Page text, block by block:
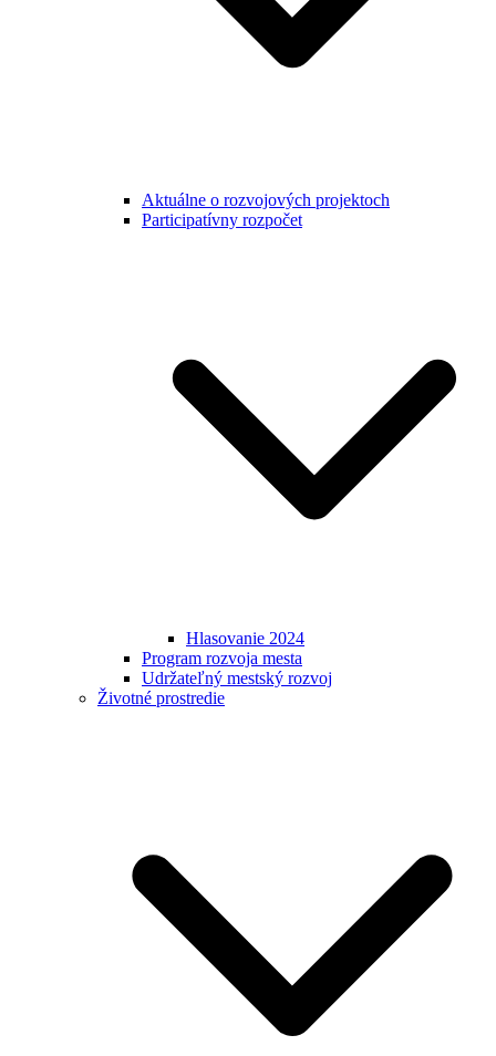
Aktuálne o rozvojových projektoch
Participatívny rozpočet
Hlasovanie 2024
Program rozvoja mesta
Udržateľný mestský rozvoj
Životné prostredie